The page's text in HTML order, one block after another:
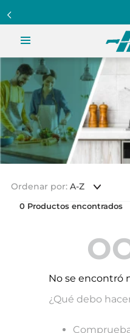
Ordenar por A-Z
0
No se encontró
¿Qué debo